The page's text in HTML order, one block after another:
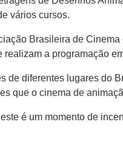
vários cursos.
Brasileira de
a programação
diferentes lugares do
que o cinema de
é um momento de